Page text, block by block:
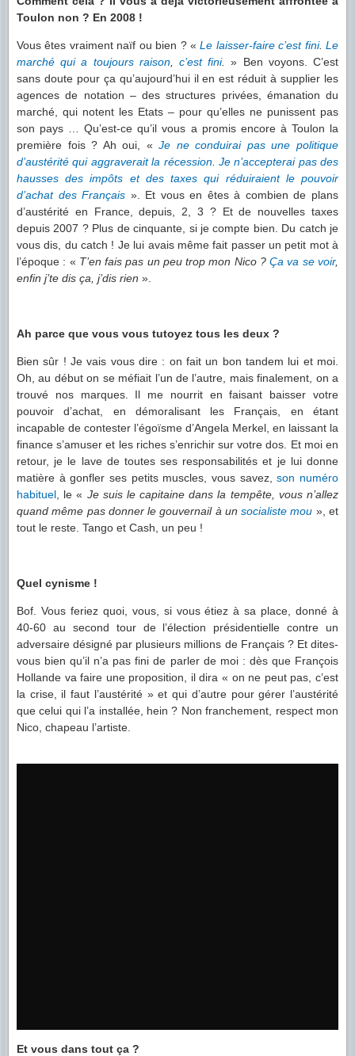
Toulon non ? En 2008 !
Vous êtes vraiment naïf ou bien ? «Le laisser-faire c’est fini.Le
marché qui a toujours raison,c’est fini.
» Ben voyons. C’est
sans doute pour ça qu’aujourd’hui il en est réduit à supplier les
agences de notation – des structures privées, émanation du
marché, qui notent les Etats – pour qu’elles ne punissent pas
son pays … Qu’est-ce qu’il vous a promis encore à Toulon la
première fois ? Ah oui, «Je ne conduirai pas une politique
d’austérité qui aggraverait la récession. Je n’accepterai pas des
hausses des impôts et des taxes qui réduiraient le pouvoir
d’achat des Français ». Et vous en êtes à combien de plans
d’austérité en France, depuis, 2, 3 ? Et de nouvelles taxes
depuis 2007 ? Plus de cinquante, si je compte bien. Du catch je
vous dis, du catch ! Je lui avais même fait passer un petit mot à
l’époque : « T’en fais pas un peu trop mon Nico ?Ça va se voir,
enfin j’te dis ça, j’dis rien ».
Ah parce que vous vous tutoyez tous les deux ?
Bien sûr ! Je vais vous dire : on fait un bon tandem lui et moi.
Oh, au début on se méfiait l’un de l’autre, mais finalement, on a
trouvé nos marques. Il me nourrit en faisant baisser votre
pouvoir d’achat, en démoralisant les Français, en étant
incapable de contester l’égoïsme d’Angela Merkel, en laissant la
finance s’amuser et les riches s’enrichir sur votre dos. Et moi en
retour, je le lave de toutes ses responsabilités et je lui donne
matière à gonfler ses petits muscles, vous savez,son numéro
habituel , le « Je suis le capitaine dans la tempête, vous n’allez
quand même pas donner le gouvernail à unsocialiste mou », et
tout le reste. Tango et Cash, un peu !
Quel cynisme !
Bof. Vous feriez quoi, vous, si vous étiez à sa place, donné à
40-60 au second tour de l’élection présidentielle contre un
adversaire désigné par plusieurs millions de Français ? Et dites-
vous bien qu’il n’a pas fini de parler de moi : dès que François
Hollande va faire une proposition, il dira « on ne peut pas, c’est
la crise, il faut l’austérité » et qui d’autre pour gérer l’austérité
que celui qui l’a installée, hein ? Non franchement, respect mon
Nico, chapeau l’artiste.
Et vous dans tout ça ?